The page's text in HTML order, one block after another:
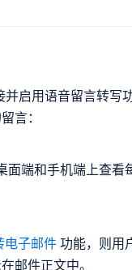
并启用语音留言转写
言：
面端和手机端上查看
电子邮件功能，则用
邮件正文中。